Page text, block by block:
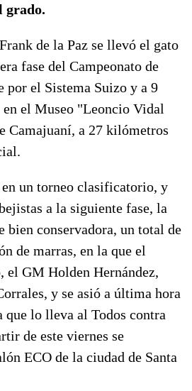
grado.
de la Paz se llevó el gato
fase del Campeonato de
por el Sistema Suizo y a 9
en el Museo "Leoncio Vidal
Camajuaní, a 27 kilómetros
un torneo clasificatorio, y
a la siguiente fase, la
bien conservadora, un total de
de marras, en la que el
el GM Holden Hernández,
y se asió a última hora
que lo lleva al Todos contra
de este viernes se
ECO de la ciudad de Santa